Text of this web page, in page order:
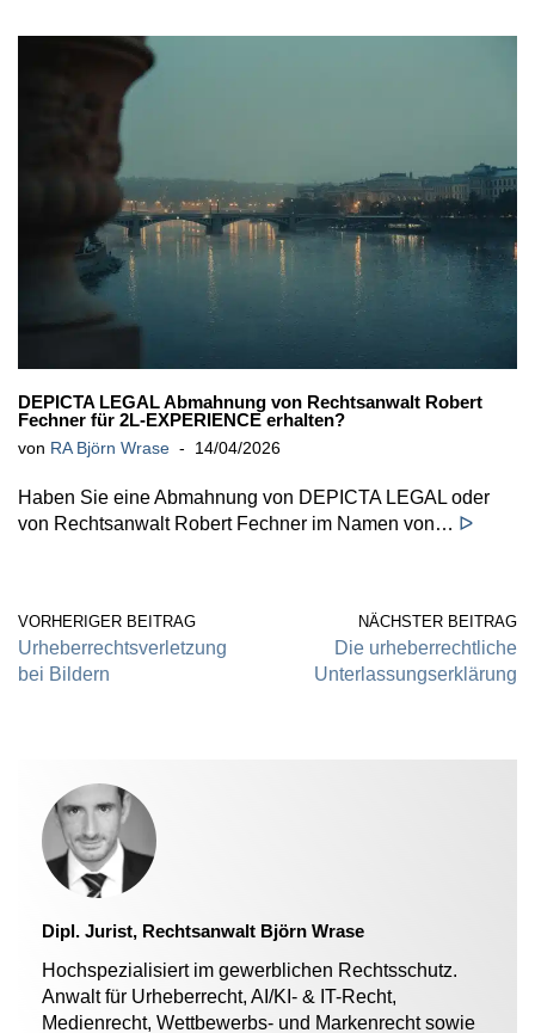
DEPICTA LEGAL Abmahnung von Rechtsanwalt Robert
Fechner für 2L-EXPERIENCE erhalten?
von RA Björn Wrase 14/04/2026
Haben Sie eine Abmahnung von DEPICTA LEGAL oder
von Rechtsanwalt Robert Fechner im Namen von… ᐅ
VORHERIGER BEITRAG
Urheberrechtsverletzung
bei Bildern
NÄCHSTER BEITRAG
Die urheberrechtliche
Unterlassungserklärung
Dipl. Jurist, Rechtsanwalt Björn Wrase
Hochspezialisiert im gewerblichen Rechtsschutz.
Anwalt für Urheberrecht, AI/KI- & IT-Recht,
Medienrecht, Wettbewerbs- und Markenrecht sowie